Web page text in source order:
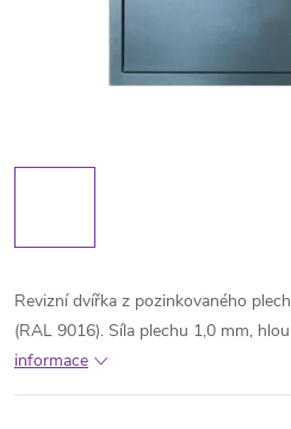
Revizní dvířka z pozinkovaného
(RAL 9016). Síla plechu 1,0 mm,
informace